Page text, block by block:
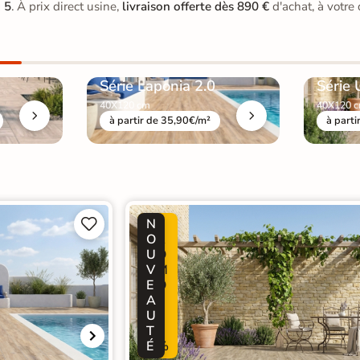
5. À prix direct usine, livraison offerte dès 890 € d'achat, à
Série Laponia 2.0
40X120 cm
à partir de 35,90€/m²
Série
40X120
à


P
R
O
M
O
%
N
O
U
V
E
A
U
T
É